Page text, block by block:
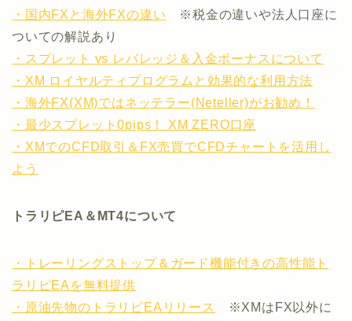
・国内FXと海外FXの違い ※税金の違いや法人口座に
ついての解説あり
・スプレット vs レバレッジ＆入金ボーナスについて
・XM ロイヤルティプログラムと効果的な利用方法
・海外FX(XM)ではネッテラー(Neteller)がお勧め！
・最少スプレット0pips！ XM ZERO口座
・XMでのCFD取引＆FX売買でCFDチャートを活用し
よう
トラリピEA＆MT4について
・トレーリングストップ＆ガード機能付きの高性能ト
ラリピEAを無料提供
・原油先物のトラリピEAリリース
※XMはFX以外に